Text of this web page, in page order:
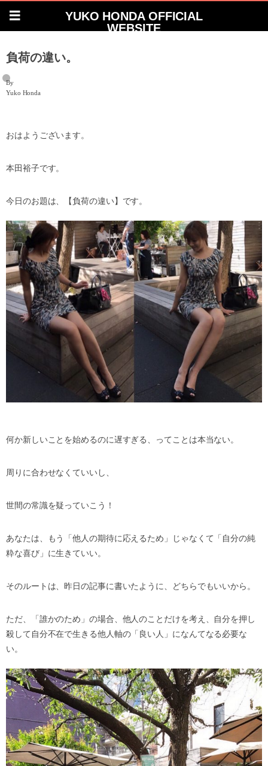
YUKO HONDA OFFICIAL
WEBSITE
負荷の違い。
By
Yuko Honda
おはようございます。
本田裕子です。
今日のお題は、【負荷の違い】です。
何か新しいことを始めるのに遅すぎる、ってことは本当ない。
周りに合わせなくていいし、
世間の常識を疑っていこう！
あなたは、もう「他人の期待に応えるため」じゃなくて「自分の純
粋な喜び」に生きていい。
そのルートは、昨日の記事に書いたように、どちらでもいいから。
ただ、「誰かのため」の場合、他人のことだけを考え、自分を押し
殺して自分不在で生きる他人軸の「良い人」になんてなる必要な
い。